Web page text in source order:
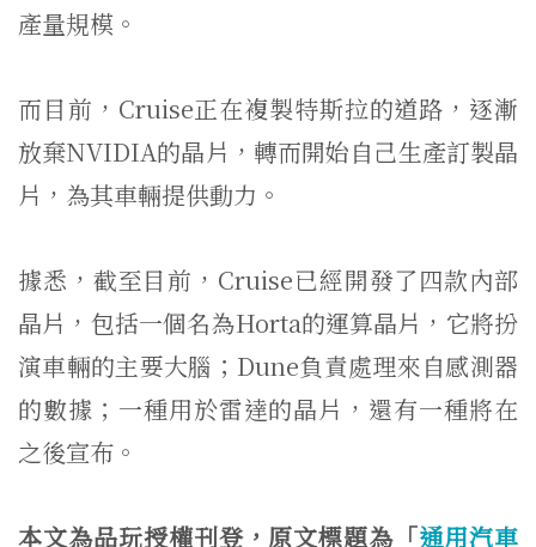
產量規模。
而目前，Cruise正在複製特斯拉的道路，逐漸
放棄NVIDIA的晶片，轉而開始自己生產訂製晶
片，為其車輛提供動力。
據悉，截至目前，Cruise已經開發了四款內部
晶片，包括一個名為Horta的運算晶片，它將扮
演車輛的主要大腦；Dune負責處理來自感測器
的數據；一種用於雷達的晶片，還有一種將在
之後宣布。
本文為品玩授權刊登，原文標題為「通用汽車